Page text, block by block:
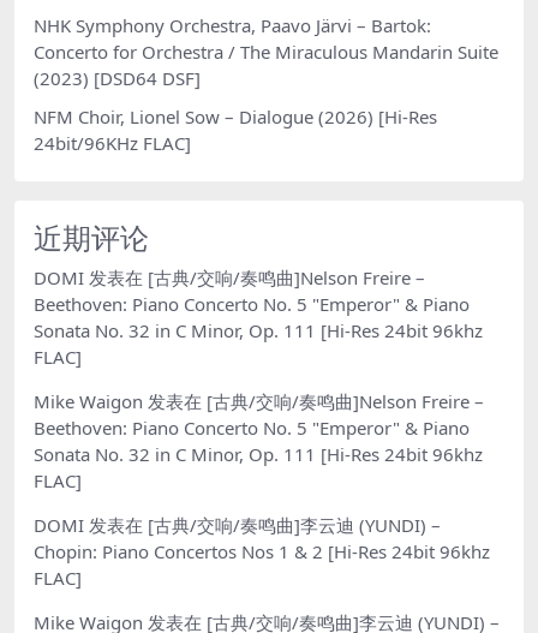
NHK Symphony Orchestra, Paavo Järvi – Bartok:
Concerto for Orchestra / The Miraculous Mandarin Suite
(2023) [DSD64 DSF]
NFM Choir, Lionel Sow – Dialogue (2026) [Hi-Res
24bit/96KHz FLAC]
近期评论
DOMI 发表在 [古典/交响/奏鸣曲]Nelson Freire –
Beethoven: Piano Concerto No. 5 "Emperor" & Piano
Sonata No. 32 in C Minor, Op. 111 [Hi-Res 24bit 96khz
FLAC]
Mike Waigon 发表在 [古典/交响/奏鸣曲]Nelson Freire –
Beethoven: Piano Concerto No. 5 "Emperor" & Piano
Sonata No. 32 in C Minor, Op. 111 [Hi-Res 24bit 96khz
FLAC]
DOMI 发表在 [古典/交响/奏鸣曲]李云迪 (YUNDI) –
Chopin: Piano Concertos Nos 1 & 2 [Hi-Res 24bit 96khz
FLAC]
Mike Waigon 发表在 [古典/交响/奏鸣曲]李云迪 (YUNDI) –